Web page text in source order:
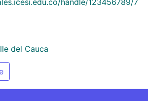
del Cauca